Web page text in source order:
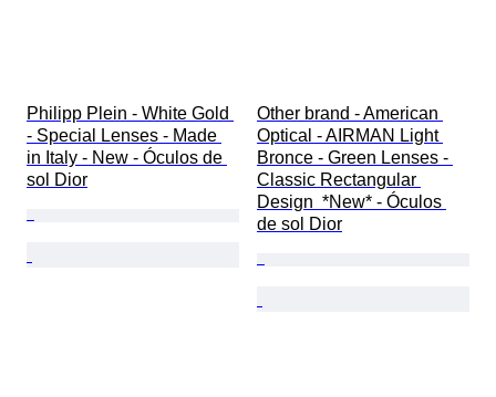
Philipp Plein - White Gold
- Special Lenses - Made
in Italy - New - Óculos de
sol Dior
Other brand - American
Optical - AIRMAN Light
Bronce - Green Lenses -
Classic Rectangular
Design  *New* - Óculos
de sol Dior